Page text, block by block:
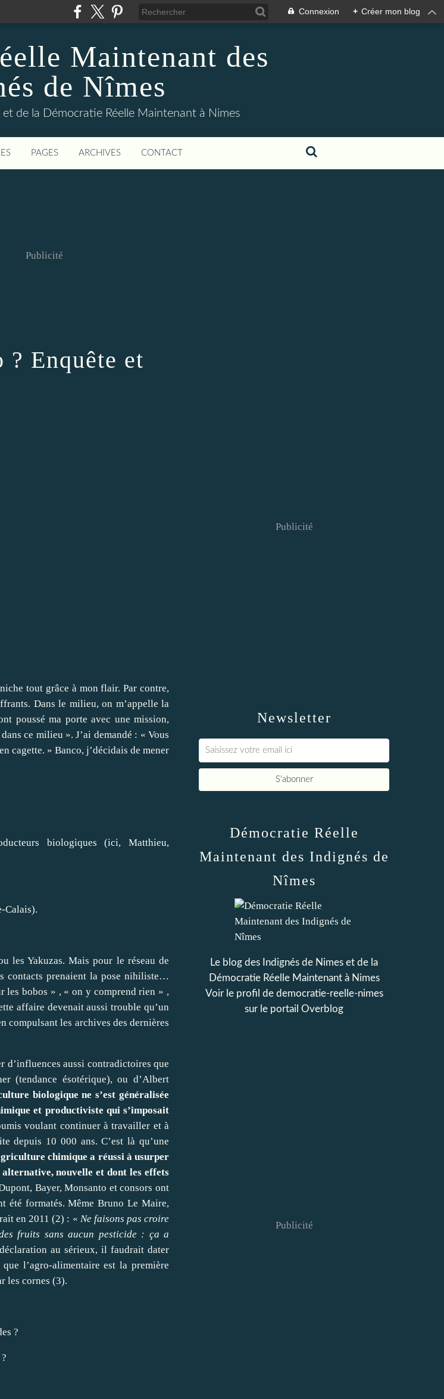
Connexion + Créer mon blog
Maintenant des
de Nîmes
et de la Démocratie Réelle Maintenant à Nimes
PAGES ARCHIVES CONTACT
Publicité
Enquête et
tout grâce à mon flair. Par contre,
Dans le milieu, on m’appelle la
poussé ma porte avec une mission,
ce milieu ». J’ai demandé : « Vous
cagette. » Banco, j’décidais de mener
Calais).
les Yakuzas. Mais pour le réseau de
contacts prenaient la pose nihiliste…
les bobos » , « on y comprend rien » ,
affaire devenait aussi trouble qu’un
compulsant les archives des dernières
d’influences aussi contradictoires que
(tendance ésotérique), ou d’Albert
biologique ne s’est généralisée
et productiviste qui s’imposait
voulant continuer à travailler et à
depuis 10 000 ans. C’est là qu’une
chimique a réussi à usurper
nouvelle et dont les effets
Bayer, Monsanto et consors ont
été formatés. Même Bruno Le Maire,
en 2011 (2) : « Ne faisons pas croire
fruits sans aucun pesticide : ça a
au sérieux, il faudrait dater
l’agro-alimentaire est la première
les cornes (3).
Newsletter
Publicité
Démocratie Réelle
Maintenant des Indignés de
Nîmes
Le blog des Indignés de Nimes et de la
Démocratie Réelle Maintenant à Nimes
Voir le profil de democratie-reelle-nimes
sur le portail Overblog
Publicité